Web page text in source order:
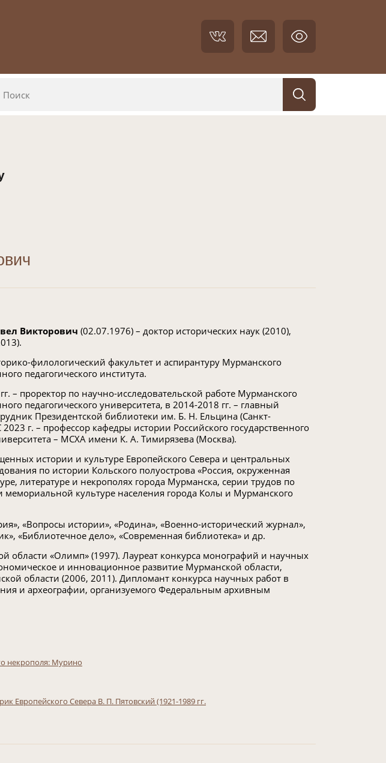
Викторович (02.07.1976) – доктор исторических наук (2010),
филологический факультет и аспирантуру Мурманского
педагогического института.
– проректор по научно-исследовательской работе Мурманского
педагогического университета, в 2014-2018 гг. – главный
Президентской библиотеки им. Б. Н. Ельцина (Санкт-
2023 г. – профессор кафедры истории Российского государственного
– МСХА имени К. А. Тимирязева (Москва).
истории и культуре Европейского Севера и центральных
по истории Кольского полуострова «Россия, окруженная
литературе и некрополях города Мурманска, серии трудов по
мемориальной культуре населения города Колы и Мурманского
«Вопросы истории», «Родина», «Военно-исторический журнал»,
«Библиотечное дело», «Современная библиотека» и др.
области «Олимп» (1997). Лауреат конкурса монографий и научных
и инновационное развитие Мурманской области,
области (2006, 2011). Дипломант конкурса научных работ в
и археографии, организуемого Федеральным архивным
некрополя: Мурино
Европейского Севера В. П. Пятовский (1921-1989 гг.